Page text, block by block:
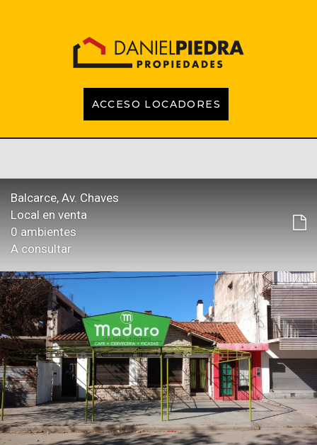
ACCESO LOCADORES
EMPRENDIMIENTOS
TASACIONES
CONTACTO
LOCADORES